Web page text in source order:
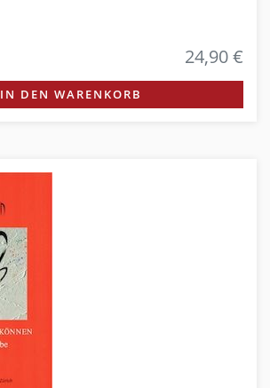
24,90 €
IN DEN WARENKORB